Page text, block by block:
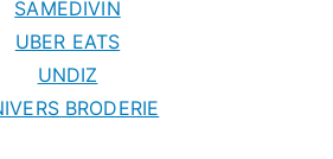
SAMEDIVIN
UBER EATS
UNDIZ
BRODERIE